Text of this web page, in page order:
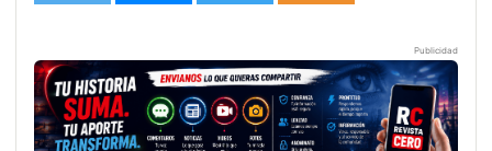
Publicidad